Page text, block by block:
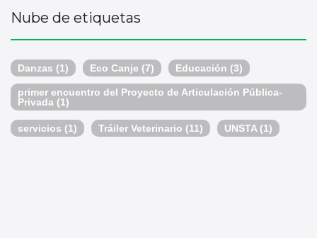
Nube de etiquetas
Danzas (1) Eco Canje (7) Educación (3)
primer encuentro del Proyecto de Articulación Pública-
Privada (1)
servicios (1) Tráiler Veterinario (11) UNSTA (1)